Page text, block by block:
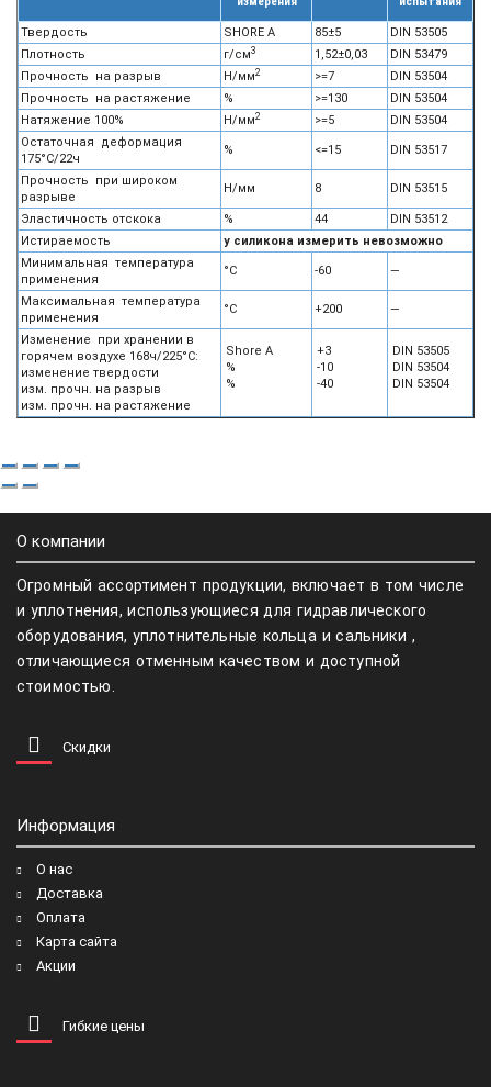
Твердость SHORE A 85±5
DIN 53505
Плотность
г/см3 1,52±0,03
DIN 53479
Прочность на разрыв
Н/мм2 >=7
DIN 53504
Прочность на растяжение
% >=130
DIN 53504
Натяжение 100%
Н/мм2 >=5
DIN 53504
Остаточная деформация
175°С/22ч
% <=15 DIN 53517
Прочность при широком
разрыве
Н/мм 8 DIN 53515
Эластичность отскока % 44
DIN 53512
Истираемость
у силикона измерить невозможно
Минимальная температура
применения
°С -60 —
Максимальная температура
применения
°С +200 —
Изменение при хранении в
горячем воздухе 168ч/225°С:
изменение твердости
изм. прочн. на разрыв
изм. прочн. на растяжение
Shore A
%
%
+3
-10
-40
DIN 53505
DIN 53504
DIN 53504
О компании
Огромный ассортимент продукции, включает в том числе
и уплотнения, использующиеся для гидравлического
оборудования, уплотнительные кольца и сальники ,
отличающиеся отменным качеством и доступной
стоимостью.
Скидки
Информация
О нас
Доставка
Оплата
Карта сайта
Акции
Гибкие цены